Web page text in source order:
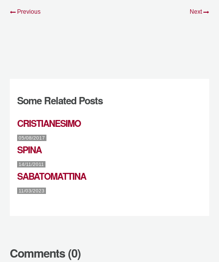
Previous Next
Some Related Posts
CRISTIANESIMO
05/08/2017
SPINA
14/11/2011
SABATOMATTINA
11/03/2023
Comments (0)